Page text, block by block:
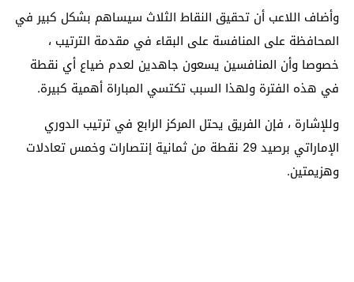
وأضاف اللاعب أن تحقيق النقاط الثلاث سيساهم بشكل كبير في
المحافظة على المنافسة على البقاء في مقدمة الترتيب ،
خصوصا وأن المنافسين يسعون جاهدين لعدم ضياع أي نقطة
في هذه الفترة ولهذا السبب تكتسي المباراة أهمية كبيرة.
وللإشارة ، فإن الفريق يحتل المركز الرابع في ترتيب الدوري
الإماراتي برصيد 29 نقطة من ثمانية إنتصارات وخمس تعادلات
وهزيمتين.